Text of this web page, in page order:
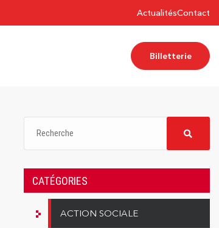
ActualitésContact
Billetterie
CATÉGORIES
ACTION SOCIALE